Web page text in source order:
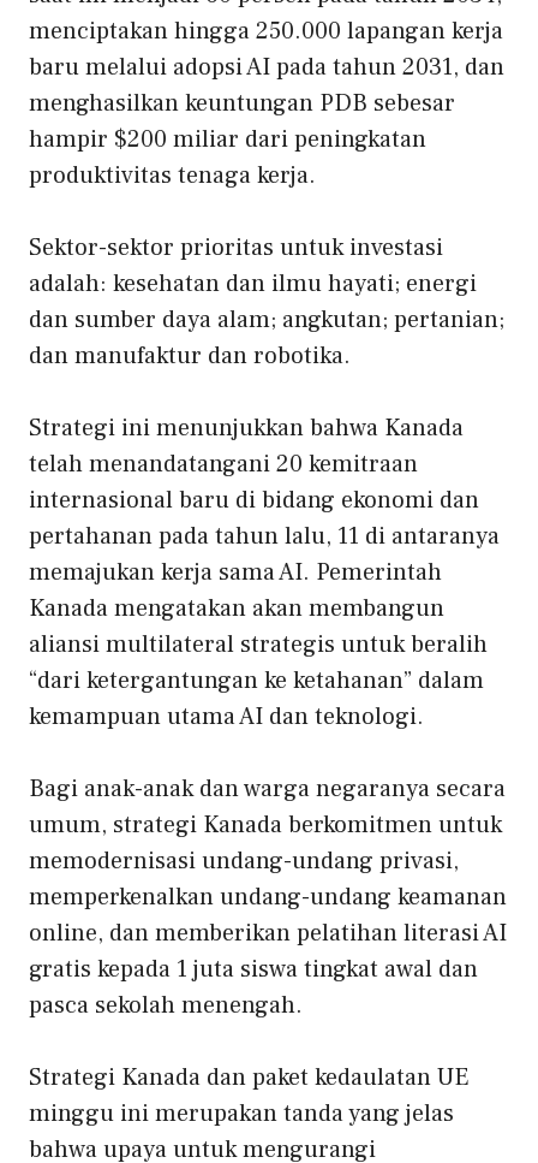
menciptakan hingga 250.000 lapangan kerja
baru melalui adopsi AI pada tahun 2031, dan
menghasilkan keuntungan PDB sebesar
hampir $200 miliar dari peningkatan
produktivitas tenaga kerja.
Sektor-sektor prioritas untuk investasi
adalah: kesehatan dan ilmu hayati; energi
dan sumber daya alam; angkutan; pertanian;
dan manufaktur dan robotika.
Strategi ini menunjukkan bahwa Kanada
telah menandatangani 20 kemitraan
internasional baru di bidang ekonomi dan
pertahanan pada tahun lalu, 11 di antaranya
memajukan kerja sama AI. Pemerintah
Kanada mengatakan akan membangun
aliansi multilateral strategis untuk beralih
“dari ketergantungan ke ketahanan” dalam
kemampuan utama AI dan teknologi.
Bagi anak-anak dan warga negaranya secara
umum, strategi Kanada berkomitmen untuk
memodernisasi undang-undang privasi,
memperkenalkan undang-undang keamanan
online, dan memberikan pelatihan literasi AI
gratis kepada 1 juta siswa tingkat awal dan
pasca sekolah menengah.
Strategi Kanada dan paket kedaulatan UE
minggu ini merupakan tanda yang jelas
bahwa upaya untuk mengurangi